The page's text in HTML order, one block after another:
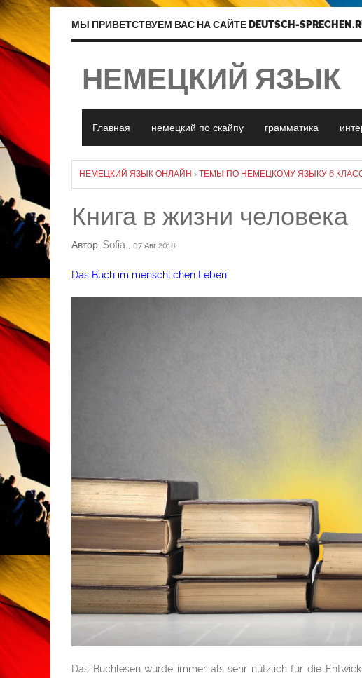
МЫ ПРИВЕТСТВУЕМ ВАС НА САЙТЕ DEUTSCH-
НЕМЕЦКИЙ ЯЗЫК
Главная немецкий по скайпу грамматика
НЕМЕЦКИЙ ЯЗЫК ОНЛАЙН › ТЕМЫ ПО НЕМЕЦКОМУ ЯЗЫКУ 6
Книга в жизни человека
Автор: Sofia 07 Авг 2018
Das Buch im menschlichen Leben
Das Buchlesen wurde immer als sehr nützlich für die